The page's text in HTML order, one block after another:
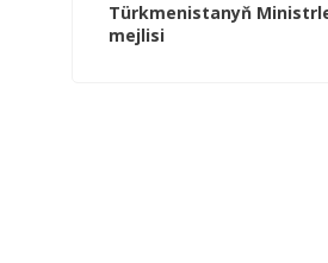
Türkmenistanyň
mejlisi